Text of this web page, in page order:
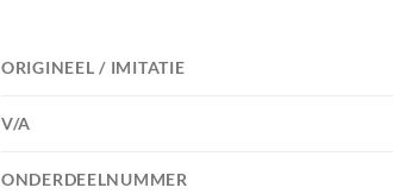
ORIGINEEL / IMITATIE
V/A
ONDERDEELNUMMER